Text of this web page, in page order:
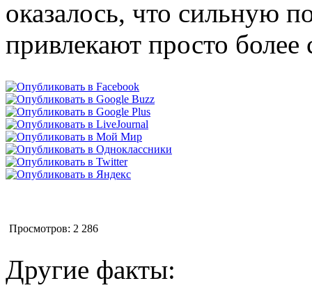
оказалось, что сильную
привлекают просто
Просмотров: 2 286
Другие факты: